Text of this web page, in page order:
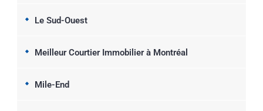
Le Sud-Ouest
Meilleur Courtier Immobilier à Montréal
Mile-End